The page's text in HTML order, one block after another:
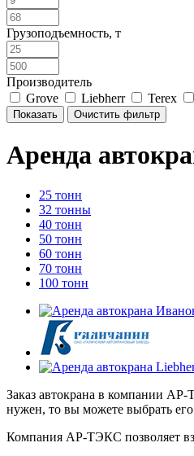
Грузоподъемность, т
Производитель
Grove
Liebherr Terex
Аренда
25 тонн
32 тонны
40 тонн
50 тонн
60 тонн
70 тонн
100 тонн
Заказ автокрана в компании
нужен, то вы можете выбрать его
Компания АР-ТЭКС позволяет